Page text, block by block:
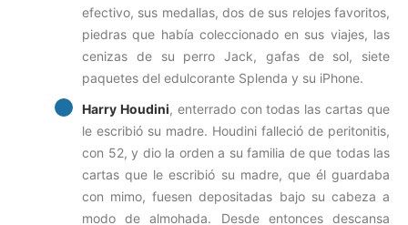
efectivo, sus medallas, dos de sus relojes favoritos,
piedras que había coleccionado en sus viajes, las
cenizas de su perro Jack, gafas de sol, siete
paquetes del edulcorante Splenda y su iPhone.
Harry Houdini, enterrado con todas las cartas que
le escribió su madre. Houdini falleció de peritonitis,
con 52, y dio la orden a su familia de que todas las
cartas que le escribió su madre, que él guardaba
con mimo, fuesen depositadas bajo su cabeza a
modo de almohada. Desde entonces descansa